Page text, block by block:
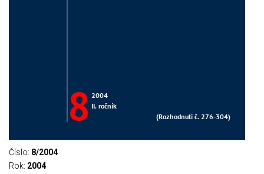
Číslo: 8/2004
Rok: 2004